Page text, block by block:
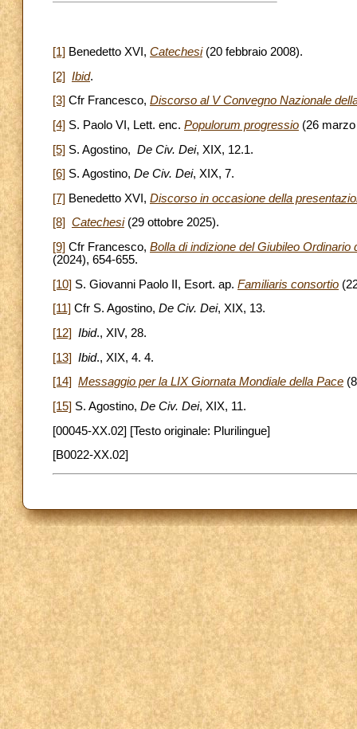
[1] Benedetto XVI, Catechesi(20 febbraio 2008).
[2] Ibid.
[3] Cfr Francesco, Discorso al V Convegno Nazionale
[4] S. Paolo VI, Lett. enc. Populorum progressio (26
[5] S. Agostino, De Civ. Dei, XIX, 12.1.
[6] S. Agostino, De Civ. Dei, XIX, 7.
[7] Benedetto XVI, Discorso in occasione della
[8]
Catechesi(29 ottobre 2025).
[9] Cfr Francesco, Bolla di indizione del Giubileo Ordinario
(2024), 654-655.
[10] S. Giovanni Paolo II, Esort. ap. Familiaris consortio
[11] Cfr S. Agostino, De Civ. Dei, XIX, 13.
[12]
Ibid., XIV, 28.
[13]
Ibid., XIX, 4. 4.
[14]
Messaggio per la LIX Giornata Mondiale della Pace
[15] S. Agostino, De Civ. Dei, XIX, 11.
[00045-XX.02] [Testo originale: Plurilingue]
[B0022-XX.02]